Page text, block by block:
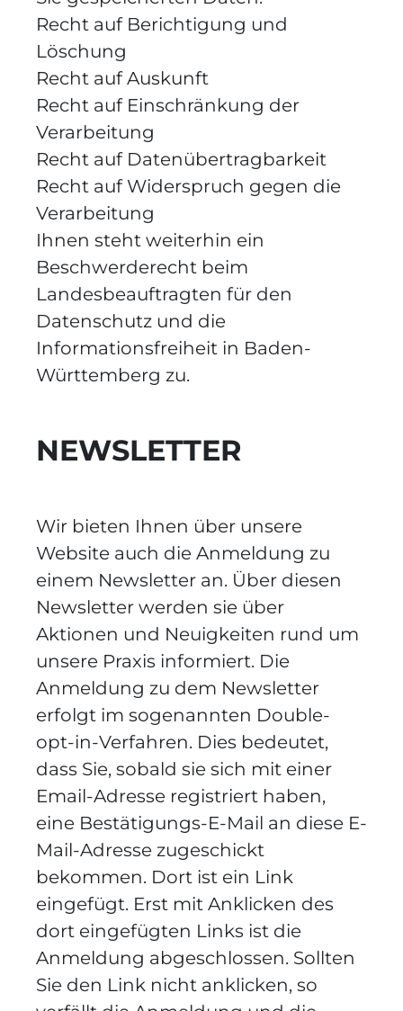
Recht auf Berichtigung und
Löschung
Recht auf Auskunft
Recht auf Einschränkung der
Verarbeitung
Recht auf Datenübertragbarkeit
Recht auf Widerspruch gegen die
Verarbeitung
Ihnen steht weiterhin ein
Beschwerderecht beim
Landesbeauftragten für den
Datenschutz und die
Informationsfreiheit in Baden-
Württemberg zu.
NEWSLETTER
Wir bieten Ihnen über unsere
Website auch die Anmeldung zu
einem Newsletter an. Über diesen
Newsletter werden sie über
Aktionen und Neuigkeiten rund um
unsere Praxis informiert. Die
Anmeldung zu dem Newsletter
erfolgt im sogenannten Double-
opt-in-Verfahren. Dies bedeutet,
dass Sie, sobald sie sich mit einer
Email-Adresse registriert haben,
eine Bestätigungs-E-Mail an diese E-
Mail-Adresse zugeschickt
bekommen. Dort ist ein Link
eingefügt. Erst mit Anklicken des
dort eingefügten Links ist die
Anmeldung abgeschlossen. Sollten
Sie den Link nicht anklicken, so